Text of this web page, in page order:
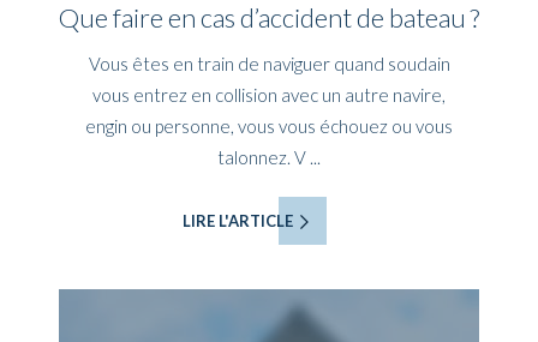
Que faire en cas d’accident de bateau ?
Vous êtes en train de naviguer quand soudain
vous entrez en collision avec un autre navire,
engin ou personne, vous vous échouez ou vous
talonnez. V ...
LIRE L'ARTICLE